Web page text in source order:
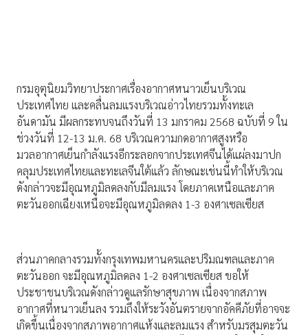
กรมอุตุนิยมวิทยาประกาศเรื่องอากาศหนาวเย็นบริเวณ
ประเทศไทย และคลื่นลมแรงบริเวณอ่าวไทยรวมทั้งทะเล
อันดามัน มีผลกระทบจนถึงวันที่ 13 มกราคม 2568 ฉบับที่ 9 ใน
ช่วงวันที่ 12-13 ม.ค. 68 บริเวณความกดอากาศสูงหรือ
มวลอากาศเย็นกำลังแรงอีกระลอกจากประเทศจีนได้แผ่ลงมาปก
คลุมประเทศไทยและทะเลจีนใต้แล้ว ลักษณะเช่นนี้ทำให้บริเวณ
ดังกล่าวจะมีอุณหภูมิลดลงกับมีลมแรง โดยภาคเหนือและภาค
ตะวันออกเฉียงเหนือจะมีอุณหภูมิลดลง 1-3 องศาเซลเซียส
ส่วนภาคกลางรวมทั้งกรุงเทพมหานครและปริมณฑลและภาค
ตะวันออก จะมีอุณหภูมิลดลง 1-2 องศาเซลเซียส ขอให้
ประชาชนบริเวณดังกล่าวดูแลรักษาสุขภาพ เนื่องจากสภาพ
อากาศที่หนาวเย็นลง รวมถึงให้ระวังอันตรายจากอัคคีภัยที่อาจจะ
เกิดขึ้นเนื่องจากสภาพอากาศแห้งและลมแรง สำหรับมรสุมตะวัน